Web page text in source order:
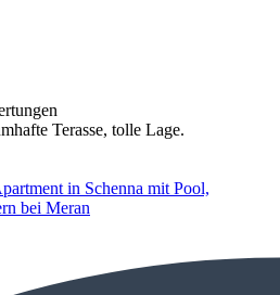
Terasse, tolle Lage.
in Schenna mit Pool,
bei Meran